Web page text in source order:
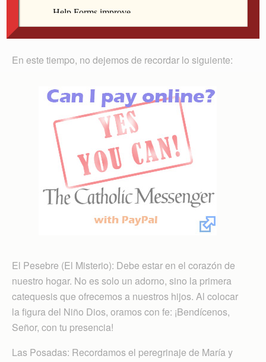
Adviento.
En este tiempo, no dejemos de recordar lo siguiente:
El Pesebre (El Misterio): Debe estar en el corazón de
nuestro hogar. No es solo un adorno, sino la primera
catequesis que ofrecemos a nuestros hijos. Al colocar
la figura del Niño Dios, oramos con fe: ¡Bendícenos,
Señor, con tu presencia!
Las Posadas: Recordamos el peregrinaje de María y